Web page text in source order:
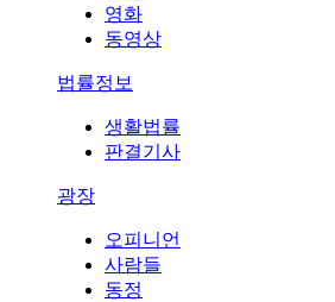
영화
동영상
법률정보
생활법률
판결기사
광장
오피니언
사람들
동정